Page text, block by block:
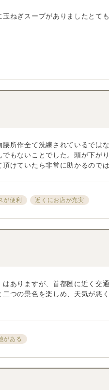
ねぎスープがありましたとて
所作全て洗練されているでは
もないことでした。頭が下が
けていたら非常に助かるので
が便利 近くにお店が充実
ありますが、首都圏に近く交
つの景色を楽しめ、天気が悪
がある